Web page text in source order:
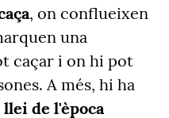
, on conflueixen
una
caçar i on hi pot
A més, hi ha
llei de l'època